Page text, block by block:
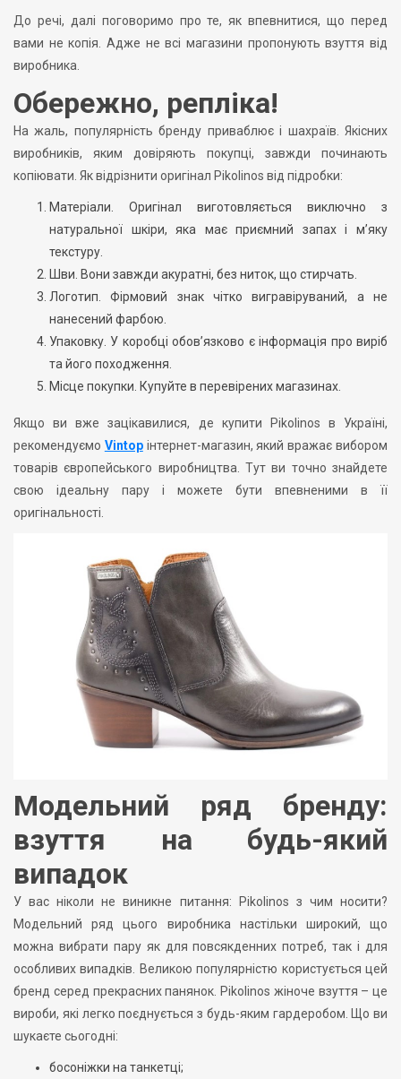
До речі, далі поговоримо про те, як впевнитися, що перед
вами не копія. Адже не всі магазини пропонують взуття від
виробника.
Обережно, репліка!
На жаль, популярність бренду приваблює і шахраїв. Якісних
виробників, яким довіряють покупці, завжди починають
копіювати. Як відрізнити оригінал Pikolinos від підробки:
Матеріали. Оригінал виготовляється виключно з
натуральної шкіри, яка має приємний запах і м’яку
текстуру.
Шви. Вони завжди акуратні, без ниток, що стирчать.
Логотип. Фірмовий знак чітко вигравіруваний, а не
нанесений фарбою.
Упаковку. У коробці обов’язково є інформація про виріб
та його походження.
Місце покупки. Купуйте в перевірених магазинах.
Якщо ви вже зацікавилися, де купити Pikolinos в Україні,
рекомендуємо Vintopінтернет-магазин, який вражає вибором
товарів європейського виробництва. Тут ви точно знайдете
свою ідеальну пару і можете бути впевненими в її
оригінальності.
Модельний ряд бренду:
взуття на будь-який
випадок
У вас ніколи не виникне питання: Pikolinos з чим носити?
Модельний ряд цього виробника настільки широкий, що
можна вибрати пару як для повсякденних потреб, так і для
особливих випадків. Великою популярністю користується цей
бренд серед прекрасних панянок. Pikolinos жіноче взуття – це
вироби, які легко поєднується з будь-яким гардеробом. Що ви
шукаєте сьогодні:
босоніжки на танкетці;